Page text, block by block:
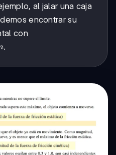
al jalar una caja
encontrar su
con
.